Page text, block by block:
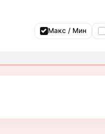
Макс / Мин